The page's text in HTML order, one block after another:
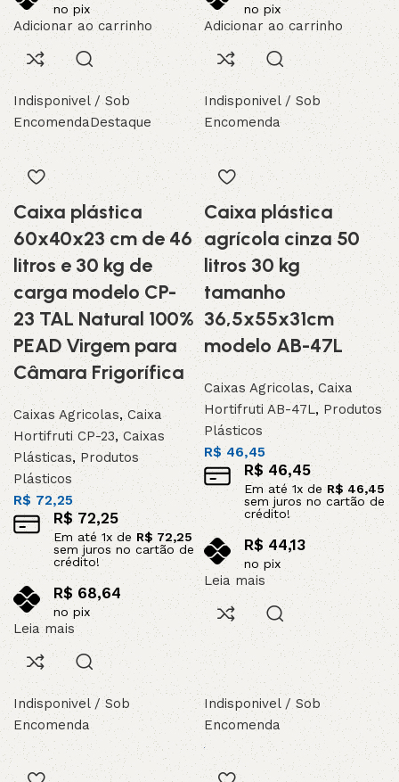
no pix
Adicionar ao carrinho
no pix
Adicionar ao carrinho
Indisponivel / Sob
EncomendaDestaque
Caixa plástica
60x40x23 cm de 46
litros e 30 kg de
carga modelo CP-
23 TAL Natural 100%
PEAD Virgem para
Câmara Frigorífica
Caixas Agricolas,Caixa
Hortifruti CP-23,Caixas
Plásticas, Produtos
Plásticos
R$ 72,25
R$72,25
Em até1x de R$ 72,25
sem juros no cartão de
crédito!
R$ 68,64
no pix
Leia mais
Indisponivel / Sob
Encomenda
Caixa plástica
agrícola cinza 50
litros 30 kg
tamanho
36,5x55x31cm
modelo AB-47L
Caixas Agricolas,Caixa
Hortifruti AB-47L, Produtos
Plásticos
R$46,45
R$ 46,45
Em até1x deR$ 46,45
sem juros no cartão de
crédito!
R$44,13
no pix
Leia mais
Indisponivel / Sob
Encomenda
Indisponivel / Sob
Encomenda